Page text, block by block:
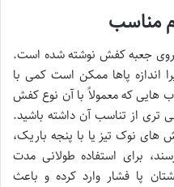
مناسب
روی جعبه کفش نوشته شده است.
اندازه پاها ممکن است کمی با
هایی که معمولاً با آن نوع کفش
تری از تناسب آن داشته باشید.
های نوک تیز یا با پنجه باریک،
برای استفاده طولانی مدت
پا فشار وارد کرده و باعث